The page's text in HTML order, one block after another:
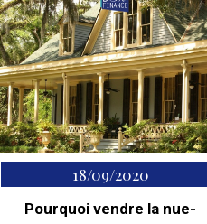
18/09/2020
Pourquoi vendre la nue-